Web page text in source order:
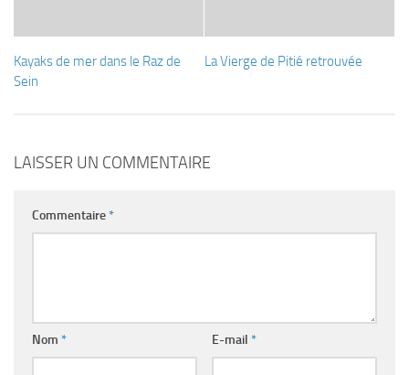
Kayaks de mer dans le Raz de
Sein
La Vierge de Pitié retrouvée
LAISSER UN COMMENTAIRE
Commentaire*
Nom * E-mail *